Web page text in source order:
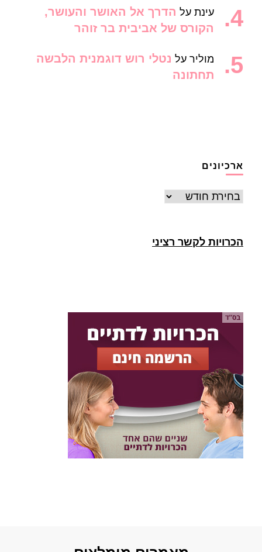
עינת על הדרך אל האושר והעושר,
הקורס של אביבית בר זוהר
מוליר על נטלי רוש דוגמנית הלבשה
תחתונה
ארכיונים
ארכיונים
הכרויות לקשר רציני